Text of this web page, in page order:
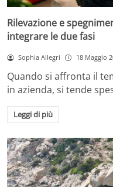
Rilevazione e
integrare le due fasi
Sophia Allegri 18 Maggio
Quando si affronta il
in azienda, si tende
Leggi di più